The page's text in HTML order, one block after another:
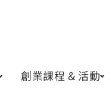
創業課程 & 活動